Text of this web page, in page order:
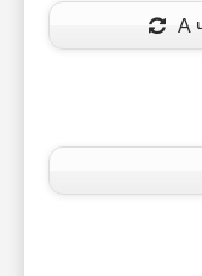
А